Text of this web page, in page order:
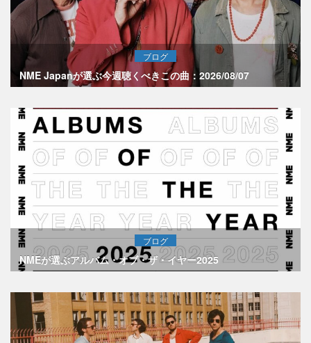
ブログ
NME Japanが選ぶ今週聴くべきこの曲：2026/08/07
ブログ
NMEが選ぶアルバム・オブ・ザ・イヤー2025